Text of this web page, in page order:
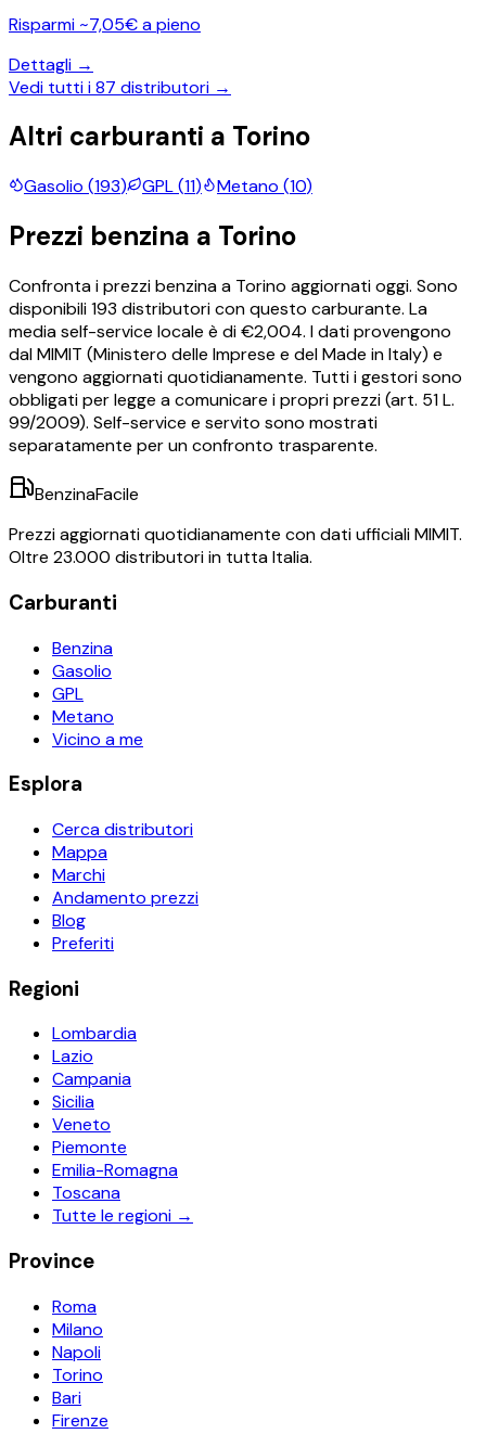
Risparmi ~7,05€ a pieno
Dettagli →
Vedi tutti i87 distributori →
Altri carburanti a Torino
Gasolio (193) GPL(11) Metano (10)
Prezzi benzina a Torino
Confronta i prezzibenzinaa Torino aggiornati oggi. Sono
disponibili193 distributori con questo carburante. La
media self-service locale è di €2,004. I dati provengono
dal MIMIT (Ministero delle Imprese e del Made in Italy) e
vengono aggiornati quotidianamente. Tutti i gestori sono
obbligati per legge a comunicare i propri prezzi (art. 51 L.
99/2009). Self-service e servito sono mostrati
separatamente per un confronto trasparente.
BenzinaFacile
Prezzi aggiornati quotidianamente con dati ufficiali MIMIT.
Oltre 23.000 distributori in tutta Italia.
Carburanti
Benzina
Gasolio
GPL
Metano
Vicino a me
Esplora
Cerca distributori
Mappa
Marchi
Andamento prezzi
Blog
Preferiti
Regioni
Lombardia
Lazio
Campania
Sicilia
Veneto
Piemonte
Emilia-Romagna
Toscana
Tutte le regioni →
Province
Roma
Milano
Napoli
Torino
Bari
Firenze